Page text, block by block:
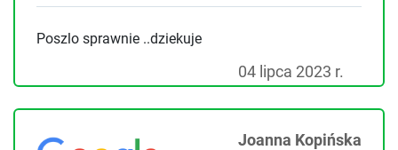
Poszlo sprawnie ..dziekuje
04 lipca 2023 r.
Joanna Kopińska